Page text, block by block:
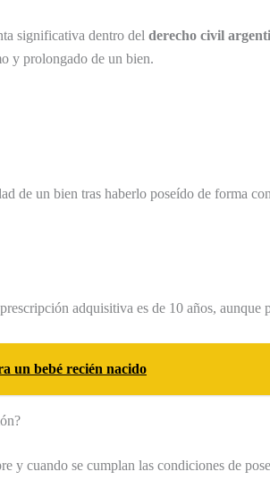
significativa dentro del derecho civil
y prolongado de un bien.
de un bien tras haberlo poseído de forma
adquisitiva es de 10 años, aunque
un bebé recién nacido
y cuando se cumplan las condiciones de